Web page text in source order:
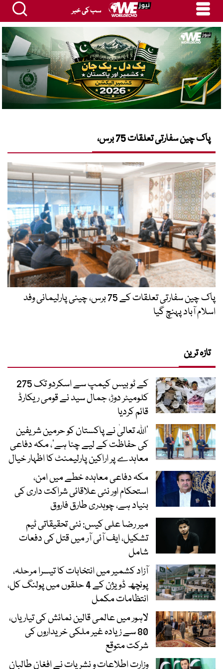
سب کی خبر
پاک چین سفارتی تعلقات 75 برس،
پاک چین سفارتی تعلقات کے 75 برس، چینی پارلیمانی وفد
اسلام آباد پہنچ گیا
تازہ ترین
کے ٹو بیس کیمپ سے اسکردو تک 275
کلومیٹر دوڑ، جمال سید نے قومی ریکارڈ
قائم کردیا
’اللہ تعالیٰ نے پاکستان کو حرمین شریفین
کی حفاظت کے لیے چنا ہے‘، مکہ دفاعی
معاہدے پر اراکین پارلیمنٹ کا اظہار خیال
مکہ دفاعی معاہدہ خطے میں امن،
استحکام اور نئی علاقائی شراکت داری کی
بنیاد ہے، چوہدری طارق فاروق
میر رضا علی کیس: نئی تحقیقاتی ٹیم
تشکیل، ایف آئی آر میں قتل کی دفعات
شامل
آزاد کشمیر میں انتخابات کا تیسرا مرحلہ،
پونچھ ڈویژن کے 4 حلقوں میں پولنگ کل،
انتظامات مکمل
لاہور میں عالمی قالین نمائش کی تیاریاں،
80 سے زیادہ غیر ملکی خریداروں کی
شرکت متوقع
وزارت اطلاعات و نشریات نے افغان طالبان